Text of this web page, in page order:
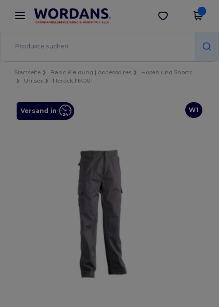
× Wordans App
Bessere Preise in der App!
App holen
Startseite Basic Kleidung | Accessoires
Hosen und Shorts
Unisex
Herock HK001
W1
Versand in